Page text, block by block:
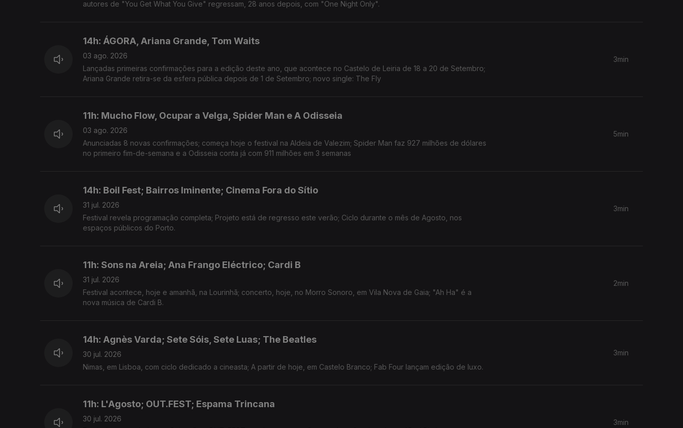
autores de "You Get What You Give" regressam, 28 anos depois, com "One Night Only".
14h: ÁGORA, Ariana Grande, Tom Waits
03 ago. 2026
Lançadas primeiras confirmações para a edição deste ano, que acontece no Castelo de Leiria de 18 a 20 de Setembro;
Ariana Grande retira-se da esfera pública depois de 1 de Setembro; novo single: The Fly
3min
11h: Mucho Flow, Ocupar a Velga, Spider Man e A Odisseia
03 ago. 2026
Anunciadas 8 novas confirmações; começa hoje o festival na Aldeia de Valezim; Spider Man faz 927 milhões de dólares
no primeiro fim-de-semana e a Odisseia conta já com 911 milhões em 3 semanas
5min
14h: Boil Fest; Bairros Iminente; Cinema Fora do Sítio
31 jul. 2026
Festival revela programação completa; Projeto está de regresso este verão; Ciclo durante o mês de Agosto, nos
espaços públicos do Porto.
3min
11h: Sons na Areia; Ana Frango Eléctrico; Cardi B
31 jul. 2026
Festival acontece, hoje e amanhã, na Lourinhã; concerto, hoje, no Morro Sonoro, em Vila Nova de Gaia; "Ah Ha" é a
nova música de Cardi B.
2min
14h: Agnès Varda; Sete Sóis, Sete Luas; The Beatles
30 jul. 2026
Nimas, em Lisboa, com ciclo dedicado a cineasta; A partir de hoje, em Castelo Branco; Fab Four lançam edição de luxo.
3min
11h: L'Agosto; OUT.FEST; Espama Trincana
30 jul. 2026
3min